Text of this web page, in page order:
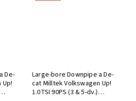
De-
Large-bore Downpipe a De-
cat Milltek Volkswagen Up!
1.0TSI 90PS (3 & 5-dv.)